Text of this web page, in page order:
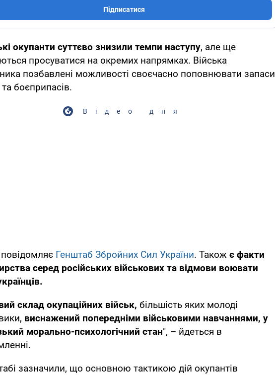
Підписатися
окупанти суттєво знизили темпи наступу, але ще
просуватися на окремих напрямках. Війська
позбавлені можливості своєчасно поповнювати запаси
боєприпасів.
Відео дня
Генштаб Збройних Сил України. Також є факти
серед російських військових та відмови воювати
склад окупаційних військ, більшість яких молоді
виснажений попередніми військовими навчаннями, у
морально-психологічний стан", – йдеться в
зазначили, що основною тактикою дій окупантів